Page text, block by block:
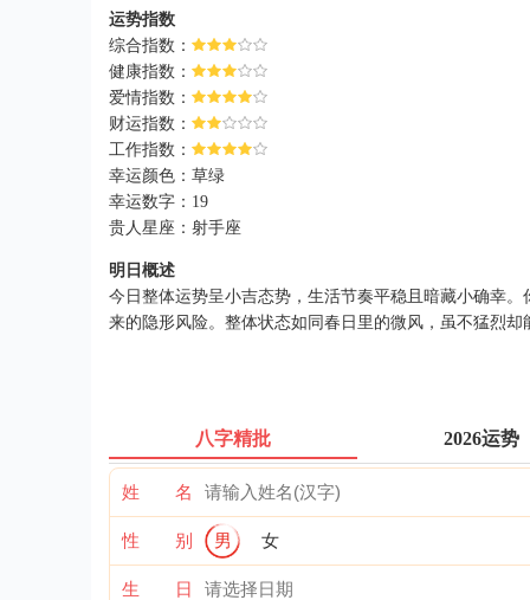
运势指数
综合指数：
健康指数：
爱情指数：
财运指数：
工作指数：
幸运颜色：草绿
幸运数字：19
贵人星座：射手座
明日概述
今日整体运势呈小吉态势，生活节奏平稳且暗藏小确幸
来的隐形风险。整体状态如同春日里的微风，虽不猛烈
八字精批 2026运势
姓 名
性 别 男 女
生 日